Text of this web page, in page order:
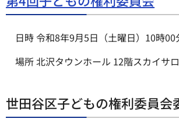
日時 令和8年9月5日（土曜日）10時
場所 北沢タウンホール 12階スカイサ
世田谷区子どもの権利委員会